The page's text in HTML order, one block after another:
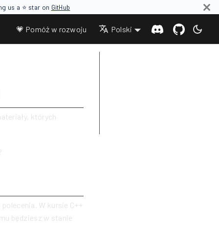
us a ⭐ star on GitHub
💗 Pomóż w rozwoju Polski
których
W kursie C++
będziesz w stanie